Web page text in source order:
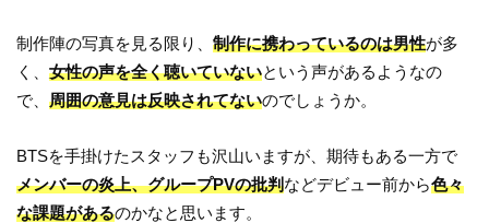
制作陣の写真を見る限り、制作に携わっているのは男性が多
く、女性の声を全く聴いていないという声があるようなの
で、周囲の意見は反映されてないのでしょうか。
BTSを手掛けたスタッフも沢山いますが、期待もある一方で
メンバーの炎上、グループPVの批判などデビュー前から色々
な課題があるのかなと思います。